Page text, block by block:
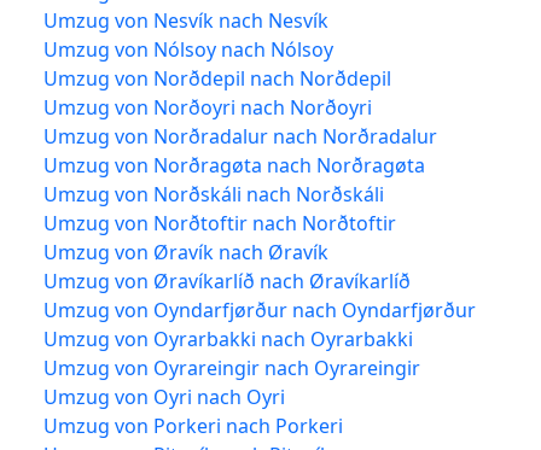
Umzug von Nesvík nach Nesvík
Umzug von Nólsoy nach Nólsoy
Umzug von Norðdepil nach Norðdepil
Umzug von Norðoyri nach Norðoyri
Umzug von Norðradalur nach Norðradalur
Umzug von Norðragøta nach Norðragøta
Umzug von Norðskáli nach Norðskáli
Umzug von Norðtoftir nach Norðtoftir
Umzug von Øravík nach Øravík
Umzug von Øravíkarlíð nach Øravíkarlíð
Umzug von Oyndarfjørður nach Oyndarfjørður
Umzug von Oyrarbakki nach Oyrarbakki
Umzug von Oyrareingir nach Oyrareingir
Umzug von Oyri nach Oyri
Umzug von Porkeri nach Porkeri